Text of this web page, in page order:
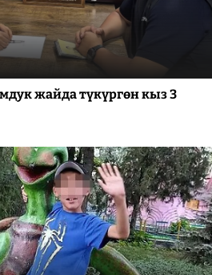
жайда түкүргөн кыз 3